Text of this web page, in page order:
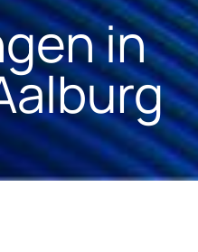
in